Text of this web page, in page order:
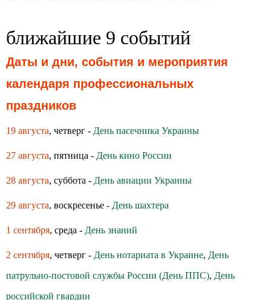
ближайшие 9 событий
Даты и дни, события и мероприятия
календаря профессиональных
праздников
19 августа, четверг - День пасечника Украины
27 августа, пятница - День кино России
28 августа, суббота - День авиации Украины
29 августа, воскресенье - День шахтера
1 сентября, среда - День знаний
2 сентября, четверг - День нотариата в Украине, День
патрульно-постовой службы России (День ППС), День
российской гвардии